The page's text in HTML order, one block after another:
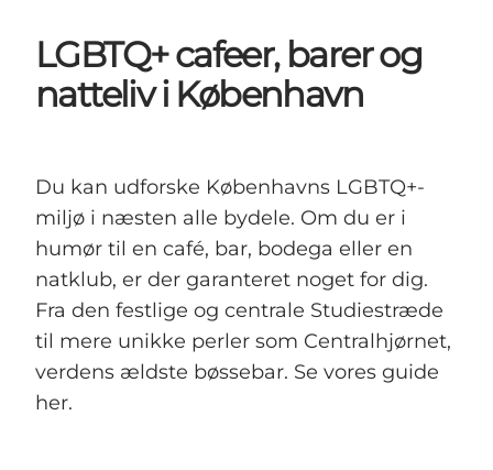
Områder
Planlæg din tur
CopenPay
LGBTQ+ cafeer, barer og
natteliv i København
Du kan udforske Københavns LGBTQ+-
miljø i næsten alle bydele. Om du er i
humør til en café, bar, bodega eller en
natklub, er der garanteret noget for dig.
Fra den festlige og centrale Studiestræde
til mere unikke perler som Centralhjørnet,
verdens ældste bøssebar. Se vores guide
her.